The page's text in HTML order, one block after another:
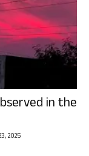
in the
2025